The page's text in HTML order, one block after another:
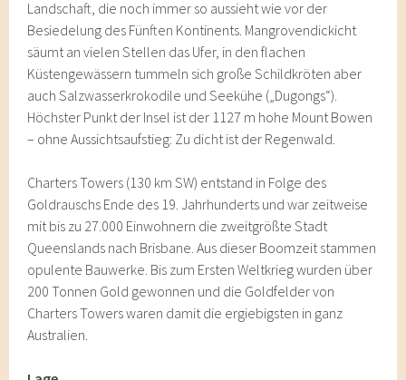
Landschaft, die noch immer so aussieht wie vor der
Besiedelung des Fünften Kontinents. Mangrovendickicht
säumt an vielen Stellen das Ufer, in den flachen
Küstengewässern tummeln sich große Schildkröten aber
auch Salzwasserkrokodile und Seekühe („Dugongs“).
Höchster Punkt der Insel ist der 1127 m hohe Mount Bowen
– ohne Aussichtsaufstieg: Zu dicht ist der Regenwald.
Charters Towers (130 km SW) entstand in Folge des
Goldrauschs Ende des 19. Jahrhunderts und war zeitweise
mit bis zu 27.000 Einwohnern die zweitgrößte Stadt
Queenslands nach Brisbane. Aus dieser Boomzeit stammen
opulente Bauwerke. Bis zum Ersten Weltkrieg wurden über
200 Tonnen Gold gewonnen und die Goldfelder von
Charters Towers waren damit die ergiebigsten in ganz
Australien.